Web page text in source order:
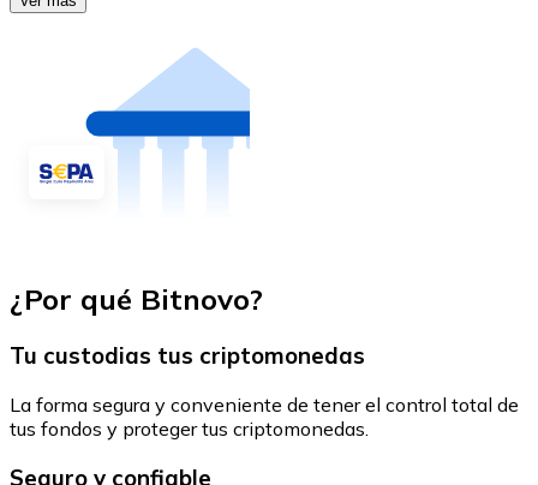
¿Por qué Bitnovo?
Tu custodias tus criptomonedas
La forma segura y conveniente de tener el control total de
tus fondos y proteger tus criptomonedas.
Seguro y confiable